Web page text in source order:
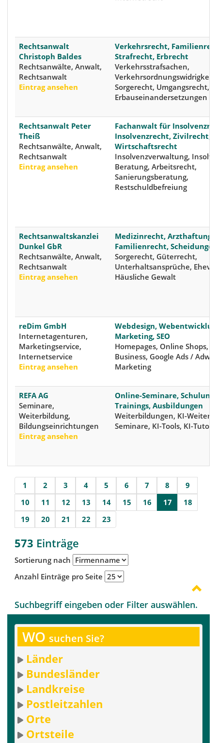
Rechtsanwalt
Christoph Baldes
Rechtsanwälte, Anwalt,
Rechtsanwalt
Eintrag ansehen
Verkehrsrecht,
Strafrecht, Erbrecht
Verkehrsstrafsachen,
Sorgerecht, Umgangsrecht,
Erbauseinandersetzungen
Rechtsanwalt Peter
Theiß
Rechtsanwälte, Anwalt,
Rechtsanwalt
Eintrag ansehen
Fachanwalt für
Insolvenzrecht, Zivilrecht,
Wirtschaftsrecht
Insolvenzverwaltung,
Beratung, Arbeitsrecht,
Sanierungsberatung,
Restschuldbefreiung
Rechtsanwaltskanzlei
Dunkel GbR
Rechtsanwälte, Anwalt,
Rechtsanwalt
Eintrag ansehen
Medizinrecht,
Familienrecht, Scheidungen
Sorgerecht, Güterrecht,
Unterhaltsansprüche,
Häusliche Gewalt
reDim GmbH
Internetagenturen,
Marketingservice,
Internetservice
Eintrag ansehen
Webdesign,
Marketing, SEO
Homepages, Online Shops,
Business, Google Ads /
Marketing
REFA AG
Seminare,
Weiterbildung,
Bildungseinrichtungen
Eintrag ansehen
Online-Seminare,
Trainings, Ausbildungen
Weiterbildungen, KI-
Seminare, KI-Tools, KI-
1 2 3 4 5 6 7 8
9
10
11 12 13 14 15 16 17
18
19
20 21 22 23
573 Einträge
Sortierung nach
Anzahl Einträge pro Seite
Suchbegriff eingeben oder Filter auswählen.
WO suchen Sie?
Länder
Bundesländer
Landkreise
Postleitzahlen
Orte
Ortsteile